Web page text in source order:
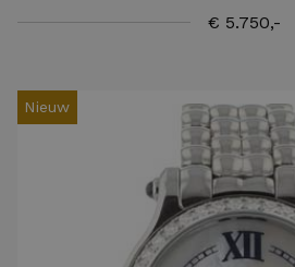
€ 5.750,-
Nieuw